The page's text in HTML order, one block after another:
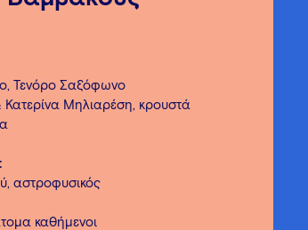
Τενόρο Σαξόφωνο
Μηλιαρέση, κρουστά
αστροφυσικός
καθήμενοι